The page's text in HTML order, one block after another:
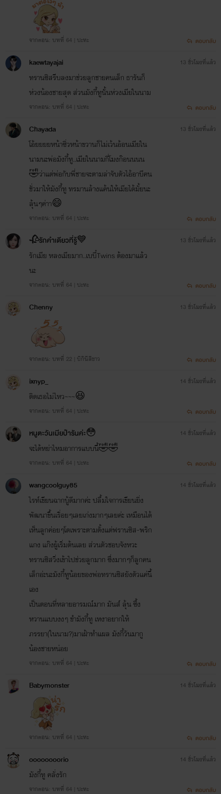
จากตอน: บทที่ 64 | ปะทะ ตอบกลับ
kaewtayajai
ทรานซิสรีบลงมาช่วยลูกชายคนเล็ก ธารันก็
ห่วงน้องชายสุด ส่วนมังกี้ทูนั้นห่วงเมียในนาม
จากตอน: บทที่ 64 | ปะทะ
13 ชั่วโมงที่แล้ว
ตอบกลับ
Chayada
โอ้ยยยยหน้าซิ่วหน้าขวานก็ไม่เว้นอ้อนเมียใน
นามนะพ่อมังกี้ทู..เมียในนามกี่โมงก๊อนนนน
🤣ว่าแต่พ่อกับพี่ชายจะตามล่าจับตัวไอ้อาบีคน
ชั่วมาให้มังกี้ทู ทรมานล้างแค้นให้เมียได้มั้ยนะ
ลุ้นๆค่าา😄
จากตอน: บทที่ 64 | ปะทะ
13 ชั่วโมงที่แล้ว
ตอบกลับ
🥀รักคำเดียวที่รู้💙
รักเมีย หลงเมียมาก..เบบี๋Twins ต้องมาแล้ว
นะ
จากตอน: บทที่ 64 | ปะทะ
13 ชั่วโมงที่แล้ว
ตอบกลับ
Chenny
จากตอน: บทที่ 22 | บิกินีสีขาว
13 ชั่วโมงที่แล้ว
ตอบกลับ
ixnyp_
ติดเธอไม่ไหว~~~😆
จากตอน: บทที่ 64 | ปะทะ
14 ชั่วโมงที่แล้ว
ตอบกลับ
หนูตะวันเมียป๋ารันค่ะ😳
จะได้หย่าไหมอาการแบบนี้🤣🤣
จากตอน: บทที่ 64 | ปะทะ
14 ชั่วโมงที่แล้ว
ตอบกลับ
wangcoolguy85
ไรท์เขียนฉากบู้ดีมากค่ะ ปลื้มใจการเขียนยิ่ง
พัฒนาขึ้นเรื่อยๆเลยเก่งมากๆเลยค่ะ เหมือนได้
เห็นลูกค่อยๆโตเพราะตามตั้งแต่ฟรานซิส-พริก
แกง แก๊งผู้เริ่มต้นเลย ส่วนตัวชอบจังหวะ
ทรานซิสวิ่งเข้าไปช่วยลูกมาก ซึ่งมากๆก็ลูกคน
เล็กอ่ะนะมังกี้ทูน้อยของพ่อทรานซิสยังตัวแค่นี้
เอง
เป็นตอนที่หลายอารมณ์มาก มันส์ ลุ้น ซึ้ง
หวานแบบงงๆ ขำมังกี้ทู เหงาอยากให้
ภรรยา(ในนาม?)มาเฝ้าทำแผล มังกี้วันมากู
น้องชายหน่อย
จากตอน: บทที่ 64 | ปะทะ
14 ชั่วโมงที่แล้ว
ตอบกลับ
Babymonster
จากตอน: บทที่ 64 | ปะทะ
14 ชั่วโมงที่แล้ว
ตอบกลับ
oooooooorio
มังกี้ทู คลั่งรัก
จากตอน: บทที่ 64 | ปะทะ
14 ชั่วโมงที่แล้ว
ตอบกลับ